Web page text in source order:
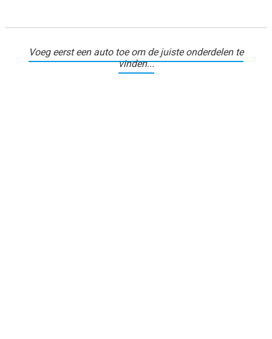
Voeg eerst een auto toe om de juiste onderdelen te
vinden...